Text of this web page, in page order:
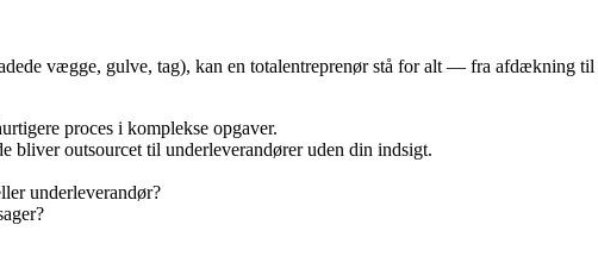
vægge, gulve, tag), kan en totalentreprenør stå for alt — fra afdækning
proces i komplekse opgaver.
bliver outsourcet til underleverandører uden din indsigt.
underleverandør?